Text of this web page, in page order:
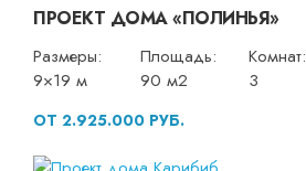
ПРОЕКТ ДОМА «ПОЛИНЬЯ»
Размеры:
9×19 м
Площадь:
90 м2
Комнат:
3
ОТ 2.925.000 РУБ.